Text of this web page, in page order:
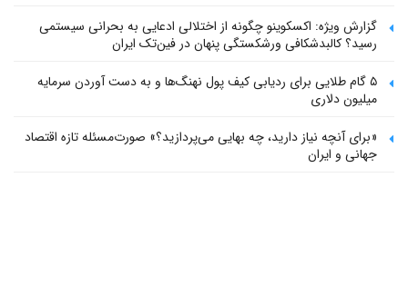
گزارش ویژه: اکسکوینو چگونه از اختلالی ادعایی به بحرانی سیستمی
رسید؟ کالبدشکافی ورشکستگی پنهان در فین‌تک ایران
۵ گام طلایی برای ردیابی کیف پول‌ نهنگ‌ها و به دست آوردن سرمایه
میلیون دلاری
«برای آنچه نیاز دارید، چه بهایی می‌پردازید؟» صورت‌مسئله تازه اقتصاد
جهانی و ایران